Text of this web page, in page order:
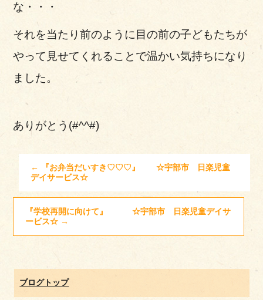
な・・・
それを当たり前のように目の前の子どもたちが
やって見せてくれることで温かい気持ちになり
ました。
ありがとう(#^^#)
←
『お弁当だいすき♡♡♡』 ☆宇部市 日楽児童
デイサービス☆
『学校再開に向けて』 ☆宇部市 日楽児童デイサ
ービス☆ →
ブログトップ